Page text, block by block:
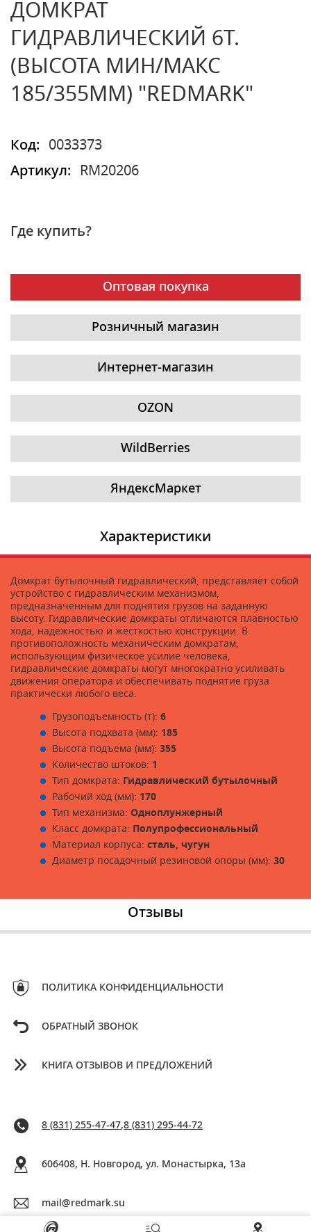
ДОМКРАТ
ГИДРАВЛИЧЕСКИЙ 6Т.
(ВЫСОТА МИН/МАКС
185/355ММ) "REDMARK"
Код:
0033373
Артикул:
RM20206
Где купить?
Оптовая покупка
Розничный магазин
Интернет-магазин
OZON
WildBerries
ЯндексМаркет
Характеристики
Домкрат бутылочный гидравлический, представляет собой
устройство с гидравлическим механизмом,
предназначенным для поднятия грузов на заданную
высоту. Гидравлические домкраты отличаются плавностью
хода, надежностью и жесткостью конструкции. В
противоположность механическим домкратам,
использующим физическое усилие человека,
гидравлические домкраты могут многократно усиливать
движения оператора и обеспечивать поднятие груза
практически любого веса.
Грузоподъемность (т): 6
Высота подхвата (мм): 185
Высота подъема (мм): 355
Количество штоков: 1
Тип домкрата: Гидравлический бутылочный
Рабочий ход (мм): 170
Тип механизма: Одноплунжерный
Класс домкрата: Полупрофессиональный
Материал корпуса: сталь, чугун
Диаметр посадочный резиновой опоры (мм): 30
Отзывы
ПОЛИТИКА КОНФИДЕНЦИАЛЬНОСТИ
ОБРАТНЫЙ ЗВОНОК
КНИГА ОТЗЫВОВ И ПРЕДЛОЖЕНИЙ
8 (831) 255-47-47,8 (831) 295-44-72
606408, Н. Новгород, ул. Монастырка, 13a
mail@redmark.su